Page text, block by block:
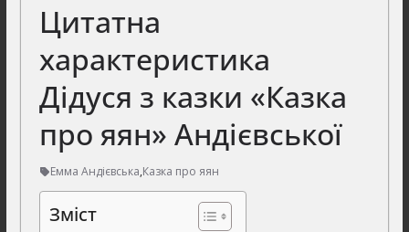
Цитатна
характеристика
Дідуся з казки «Казка
про яян» Андієвської
Емма Андієвська,Казка про яян
Зміст